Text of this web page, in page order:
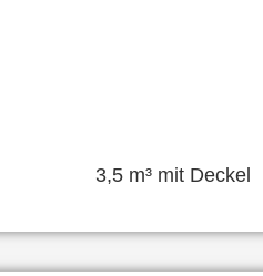
3,5 m³ mit Deckel